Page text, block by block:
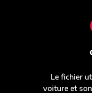
Le fichier
voiture et